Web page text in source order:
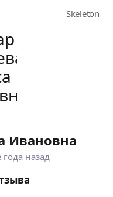
Ивановна
назад